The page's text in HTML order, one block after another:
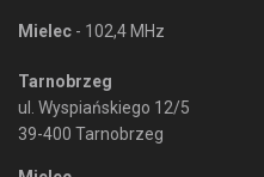
Mielec - 102,4 MHz
Tarnobrzeg
ul. Wyspiańskiego 12/5
39-400 Tarnobrzeg